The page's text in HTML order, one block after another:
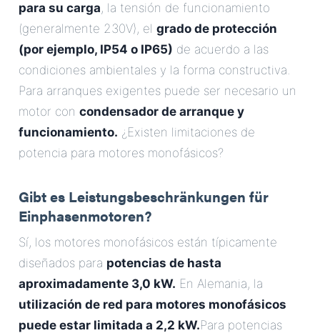
para su carga, la tensión de funcionamiento
(generalmente 230V), el grado de protección
(por ejemplo, IP54 o IP65) de acuerdo a las
condiciones ambientales y la forma constructiva.
Para arranques exigentes puede ser necesario un
motor con condensador de arranque y
funcionamiento. ¿Existen limitaciones de
potencia para motores monofásicos?
Gibt es Leistungsbeschränkungen für
Einphasenmotoren?
Sí, los motores monofásicos están típicamente
diseñados para potencias de hasta
aproximadamente 3,0 kW. En Alemania, la
utilización de red para motores monofásicos
puede estar limitada a 2,2 kW.Para potencias